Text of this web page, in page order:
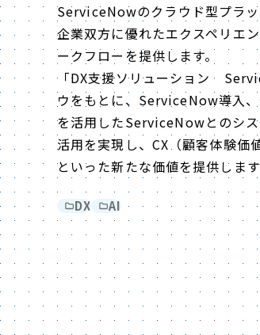
ServiceNowのクラウド型プラ
企業双方に優れたエクスペリエ
ークフローを提供します。
「DX支援ソリューション
ウをもとに、ServiceNow導入
を活用したServiceNowとのシ
活用を実現し、CX（顧客体験価
といった新たな価値を提供しま
DX AI